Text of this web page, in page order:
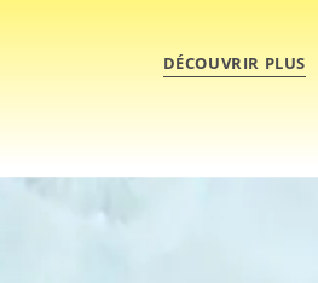
DÉCOUVRIR PLUS